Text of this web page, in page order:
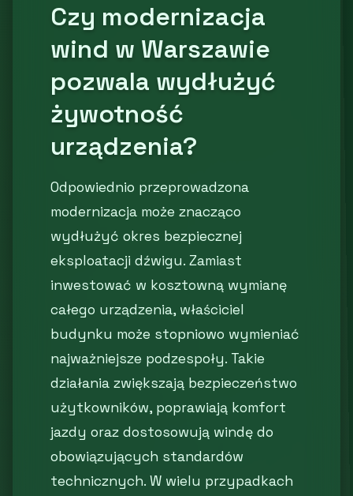
Czy modernizacja
wind w Warszawie
pozwala wydłużyć
żywotność
urządzenia?
Odpowiednio przeprowadzona
modernizacja może znacząco
wydłużyć okres bezpiecznej
eksploatacji dźwigu. Zamiast
inwestować w kosztowną wymianę
całego urządzenia, właściciel
budynku może stopniowo wymieniać
najważniejsze podzespoły. Takie
działania zwiększają bezpieczeństwo
użytkowników, poprawiają komfort
jazdy oraz dostosowują windę do
obowiązujących standardów
technicznych. W wielu przypadkach